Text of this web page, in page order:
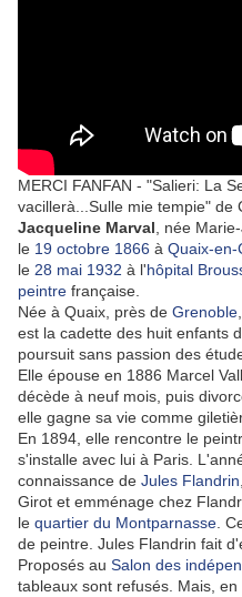
MERCI FANFAN - "Salieri: La
vacillerà...Sulle mie tempie" de
Jacqueline Marval , née
le 19 octobre 1866 à Quaix-en-
le 28 mai 1932 à l'hôpital
peintre française.
Née à Quaix, près de Grenoble
est la cadette des huit enfants
poursuit sans passion des
Elle épouse en 1886 Marcel
décède à neuf mois, puis
elle gagne sa vie comme
En 1894, elle rencontre le
s'installe avec lui à Paris.
connaissance de Jules Flandrin
Girot et emménage chez
le quartier du Montparnasse .
de peintre. Jules Flandrin fait
Proposés au Salon des
tableaux sont refusés. Mais,